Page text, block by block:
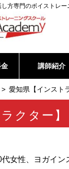
方専門のボイストレー
講師紹介
愛知県【インスト
クター】
女性、ヨガイン